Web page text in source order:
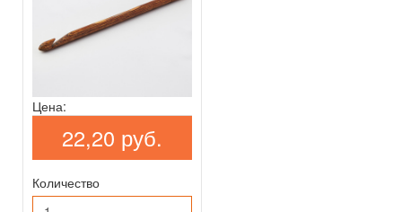
Цена:
22,20 руб.
Количество